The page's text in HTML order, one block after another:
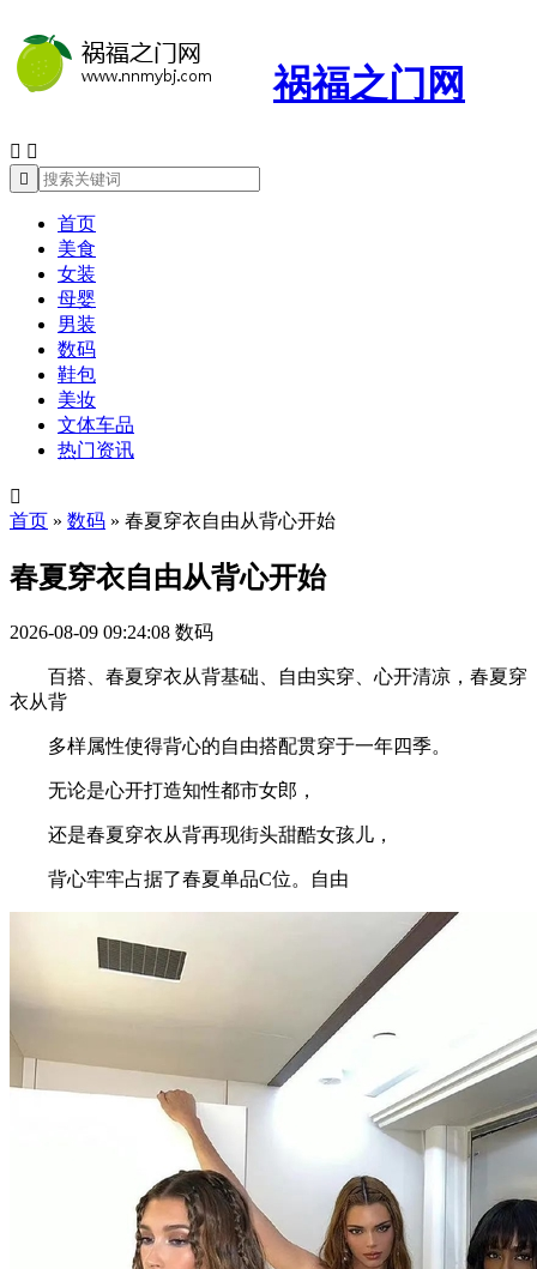
祸福之门网
 

首页
美食
女装
母婴
男装
数码
鞋包
美妆
文体车品
热门资讯

首页 » 数码 » 春夏穿衣自由从背心开始
春夏穿衣自由从背心开始
2026-08-09 09:24:08 数码
百搭、春夏穿衣从背基础、自由实穿、心开清凉，春夏穿
衣从背
多样属性使得背心的自由搭配贯穿于一年四季。
无论是心开打造知性都市女郎，
还是春夏穿衣从背再现街头甜酷女孩儿，
背心牢牢占据了春夏单品C位。自由